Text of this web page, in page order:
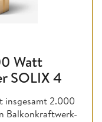
Watt
SOLIX 4
insgesamt 2.000
Balkonkraftwerk-